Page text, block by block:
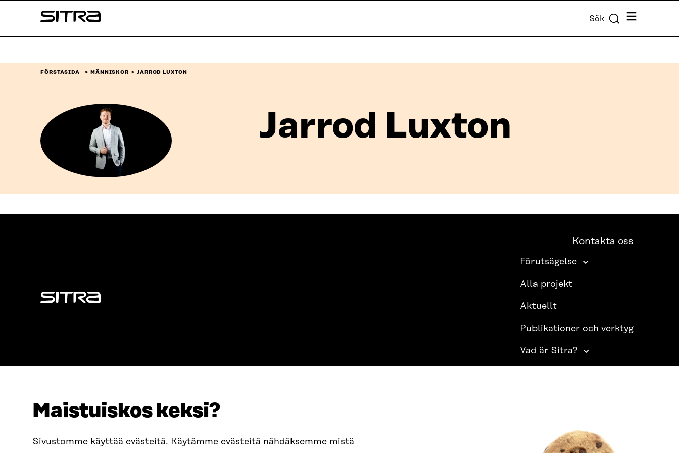
Maistuiskos keksi?
Sivustomme käyttää evästeitä. Käytämme evästeitä nähdäksemme mistä
↓
Sitra Sök Meny
FÖRSTASIDA MÄNNISKOR JARROD LUXTON
Jarrod Luxton
Sitra
Kontakta oss
Förutsägelse
Alla projekt
Aktuellt
Publikationer och verktyg
Vad är Sitra?
Östersjögatan 11–13, PB 160,
00181 Helsingfors
+358 294 618 991